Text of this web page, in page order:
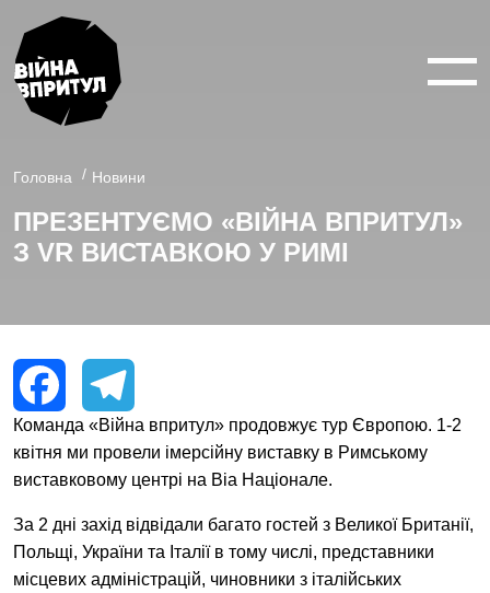
ВІЙНА У 360°
ВІЙНА В 3D
ПРО ПРОЕКТ
НОВИНИ
Головна Новини
ПРЕЗЕНТУЄМО «ВІЙНА ВПРИТУЛ»
З VR ВИСТАВКОЮ У РИМІ
FacebookTelegram
Команда «Війна впритул» продовжує тур Європою. 1-2
квітня ми провели імерсійну виставку в Римському
виставковому центрі на Віа Націонале.
За 2 дні захід відвідали багато гостей з Великої Британії,
Польщі, України та Італії в тому числі, представники
місцевих адміністрацій, чиновники з італійських